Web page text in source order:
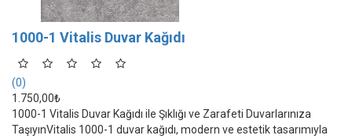
1000-1 Vitalis Duvar Kağıdı
(0)
1.750,00₺
1000-1 Vitalis Duvar Kağıdı ile Şıklığı ve Zarafeti Duvarlarınıza
TaşıyınVitalis 1000-1 duvar kağıdı, modern ve estetik tasarımıyla